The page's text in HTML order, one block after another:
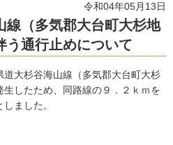
令和04年05月13日
線（多気郡大台町大杉地
う通行止めについて
大杉谷海山線（多気郡大台町大杉
したため、同路線の９．２ｋｍを
ました。